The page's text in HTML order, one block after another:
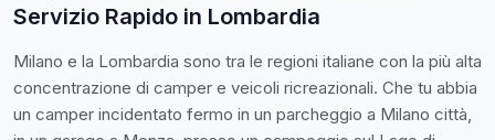
Servizio Rapido in Lombardia
Milano e la Lombardia sono tra le regioni italiane con la più alta
concentrazione di camper e veicoli ricreazionali. Che tu abbia
un camper incidentato fermo in un parcheggio a Milano città,